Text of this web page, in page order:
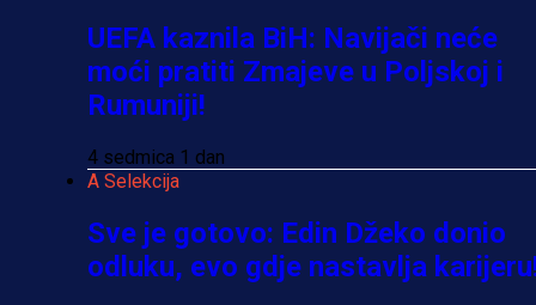
UEFA kaznila BiH: Navijači neće
moći pratiti Zmajeve u Poljskoj i
Rumuniji!
4 sedmica 1 dan
A Selekcija
Sve je gotovo: Edin Džeko donio
odluku, evo gdje nastavlja